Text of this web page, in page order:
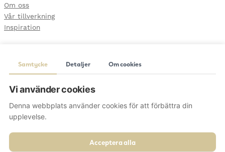
Samtycke Detaljer Om cookies
Vi använder cookies
Denna webbplats använder cookies för att förbättra din
upplevelse.
Acceptera alla
Om oss
Vår tillverkning
Inspiration
Bloggen
Facebook
Pinterest
Kontakta oss